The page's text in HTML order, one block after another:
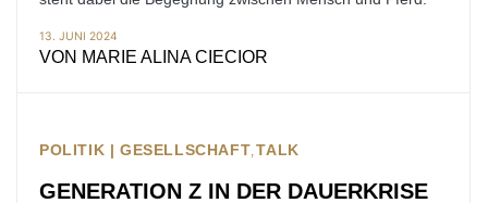
13. JUNI 2024
VON MARIE ALINA CIECIOR
POLITIK | GESELLSCHAFT TALK
GENERATION Z IN DER DAUERKRISE